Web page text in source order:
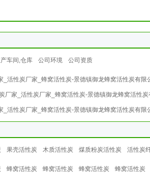
车间,仓库 公司环境 公司资质
_活性炭厂家_蜂窝活性炭-景德镇御龙蜂窝活性炭有限
厂家_活性炭厂家_蜂窝活性炭-景德镇御龙蜂窝活性炭
_活性炭厂家_蜂窝活性炭-景德镇御龙蜂窝活性炭有限
果壳活性炭 木质活性炭 煤质粉炭活性炭 活性炭
蜂窝活性炭 蜂窝活性炭 蜂窝活性炭 蜂窝活性炭